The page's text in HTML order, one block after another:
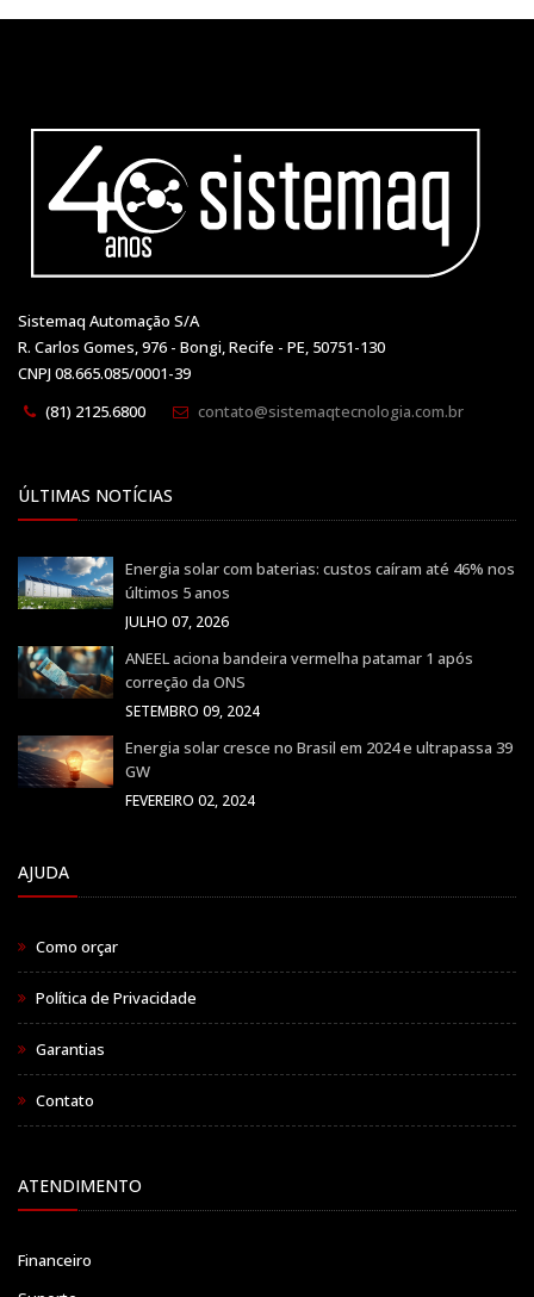
Sistemaq Automação S/A
R. Carlos Gomes, 976 - Bongi, Recife - PE, 50751-130
CNPJ 08.665.085/0001-39
(81) 2125.6800
contato@sistemaqtecnologia.com.br
ÚLTIMAS NOTÍCIAS
Energia solar com baterias: custos caíram até 46% nos
últimos 5 anos
JULHO 07, 2026
ANEEL aciona bandeira vermelha patamar 1 após
correção da ONS
SETEMBRO 09, 2024
Energia solar cresce no Brasil em 2024 e ultrapassa 39
GW
FEVEREIRO 02, 2024
AJUDA
Como orçar
Política de Privacidade
Garantias
Contato
ATENDIMENTO
Financeiro